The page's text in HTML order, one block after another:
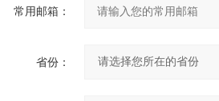
常用邮箱：
省份：